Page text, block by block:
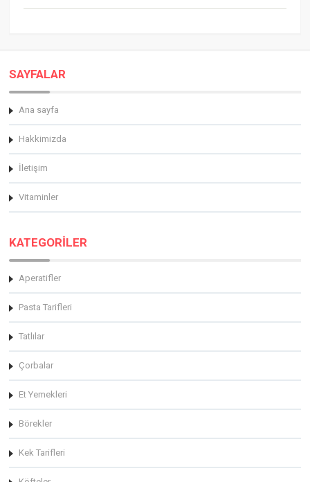
SAYFALAR
Ana sayfa
Hakkimizda
İletişim
Vitaminler
KATEGORİLER
Aperatifler
Pasta Tarifleri
Tatlılar
Çorbalar
Et Yemekleri
Börekler
Kek Tarifleri